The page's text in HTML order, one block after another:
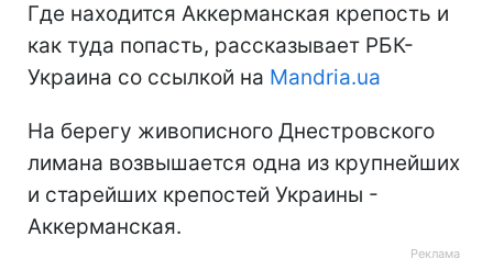
Где находится Аккерманская крепость и
как туда попасть, рассказывает РБК-
Украина со ссылкой на Mandria.ua
На берегу живописного Днестровского
лимана возвышается одна из крупнейших
и старейших крепостей Украины -
Аккерманская.